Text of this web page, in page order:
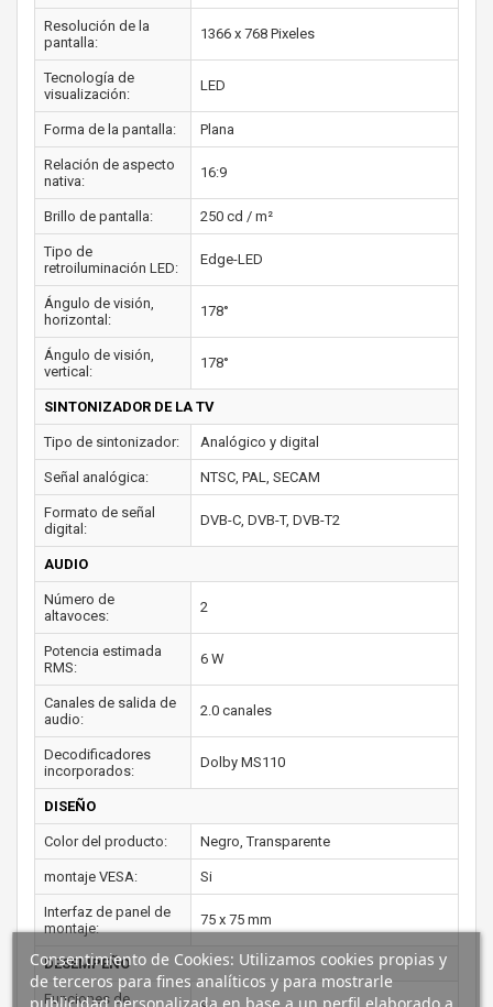
Resolución de la
pantalla:
1366 x 768 Pixeles
Tecnología de
visualización:
LED
Forma de la pantalla: Plana
Relación de aspecto
nativa:
16:9
Brillo de pantalla: 250 cd / m²
Tipo de
retroiluminación LED:
Edge-LED
Ángulo de visión,
horizontal:
178°
Ángulo de visión,
vertical:
178°
SINTONIZADOR DE LA TV
Tipo de sintonizador: Analógico y digital
Señal analógica: NTSC, PAL, SECAM
Formato de señal
digital:
DVB-C, DVB-T, DVB-T2
AUDIO
Número de
altavoces:
2
Potencia estimada
RMS:
6 W
Canales de salida de
audio:
2.0 canales
Decodificadores
incorporados:
Dolby MS110
DISEÑO
Color del producto: Negro, Transparente
montaje VESA: Si
Interfaz de panel de
montaje:
75 x 75 mm
DESEMPEÑO
Funciones de
Consentimiento de Cookies: Utilizamos cookies propias y
de terceros para fines analíticos y para mostrarle
publicidad personalizada en base a un perfil elaborado a